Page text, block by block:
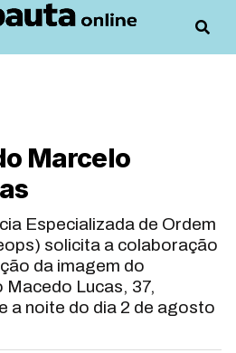
Marcelo
Especializada de Ordem
solicita a colaboração
da imagem do
Lucas, 37,
a noite do dia 2 de agosto